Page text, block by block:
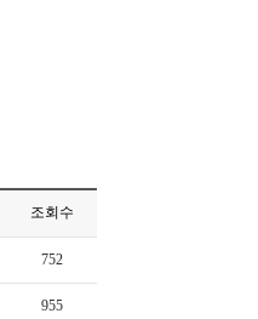
조회수
752
955